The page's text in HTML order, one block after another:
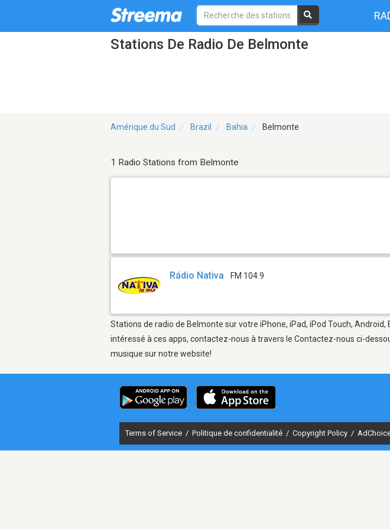
Stations De Radio De Belmonte
Amérique du Sud Brazil Bahia Belmonte
1 Radio Stations from Belmonte
Rádio Nativa FM 104.9
Stations de radio de Belmonte sur votre iPhone, iPad, iPod Touch,
intéressé à ces apps, contactez-nous à travers le Contactez-nous ci-
musique sur notre website!
Terms of Service / Politique de confidentialité / Copyright Policy /